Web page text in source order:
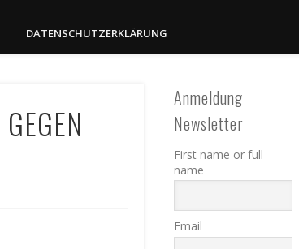
DATENSCHUTZERKLÄRUNG
Anmeldung
Newsletter
First name or full
name
Email